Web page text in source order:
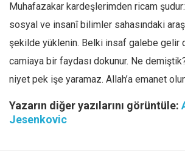
Muhafazakar kardeşlerimden ricam şudur:
sosyal ve insanî bilimler sahasındaki
şekilde yüklenin. Belki insaf galebe gelir
camiaya bir faydası dokunur. Ne
niyet pek işe yaramaz. Allah’a emanet
Yazarın diğer yazılarını görüntüle:
Jesenkovic